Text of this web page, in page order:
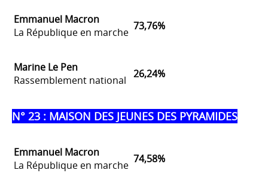
Emmanuel Macron
La République en marche 73,76%
Marine Le Pen
Rassemblement national 26,24%
N° 23 : MAISON DES JEUNES DES PYRAMIDES
Emmanuel Macron
La République en marche 74,58%